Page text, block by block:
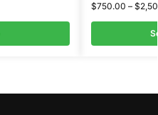
$750.00 – $